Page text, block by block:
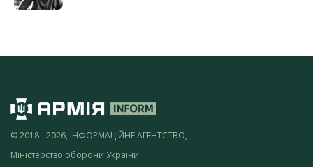
© 2018 - 2026, ІНФОРМАЦІЙНЕ АГЕНТСТВО,
Міністерство оборони України